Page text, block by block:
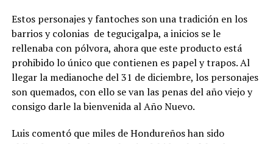
Estos personajes y fantoches son una tradición en los
barrios y colonias de tegucigalpa, a inicios se le
rellenaba con pólvora, ahora que este producto está
prohibido lo único que contienen es papel y trapos. Al
llegar la medianoche del 31 de diciembre, los personajes
son quemados, con ello se van las penas del año viejo y
consigo darle la bienvenida al Año Nuevo.
Luis comentó que miles de Hondureños han sido